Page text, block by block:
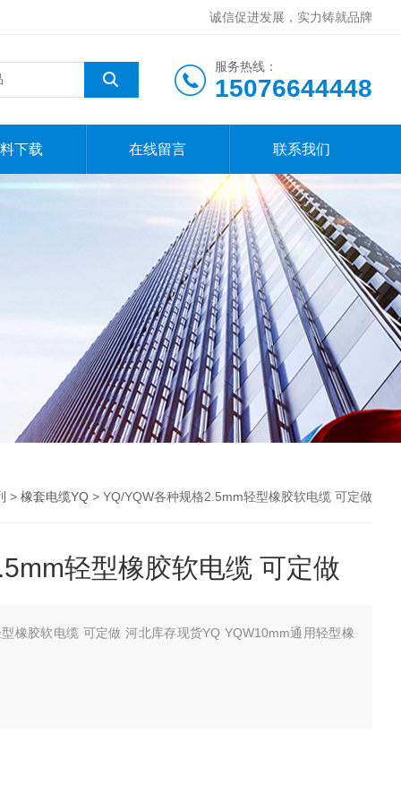
诚信促进发展，实力铸就品牌
服务热线：
15076644448
下载 在线留言 联系我们
> 橡套电缆YQ > YQ/YQW各种规格2.5mm轻型橡胶软电缆 可定做
轻型橡胶软电缆 可定做
橡胶软电缆 可定做 河北库存现货YQ YQW10mm通用轻型橡